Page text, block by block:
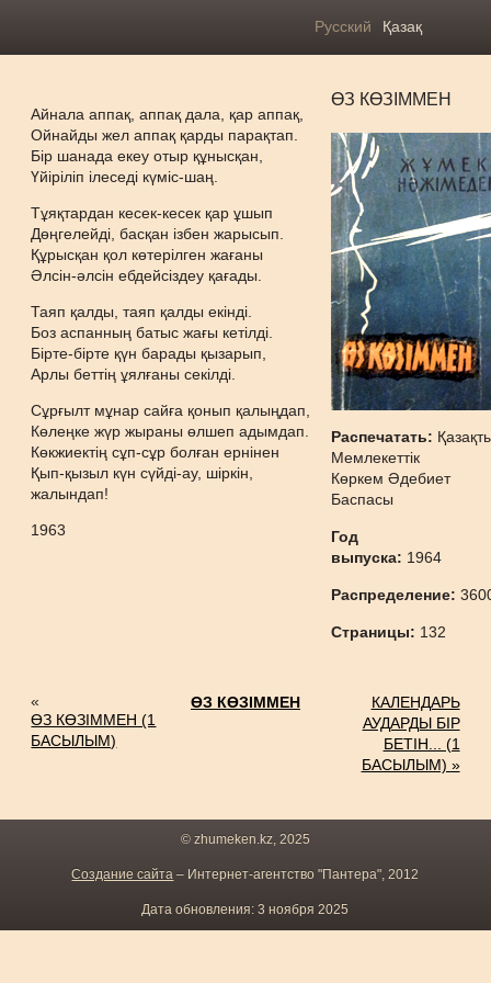
Русский Қазақ
Айнала аппақ, аппақ дала, қар аппақ,
Ойнайды жел аппақ қарды парақтап.
Бір шанада екеу отыр құнысқан,
Үйіріліп ілеседі күміс-шаң.
Тұяқтардан кесек-кесек қар ұшып
Дөңгелейді, басқан ізбен жарысып.
Құрысқан қол көтерілген жағаны
Әлсін-әлсін ебдейсіздеу қағады.
Таяп қалды, таяп қалды екінді.
Боз аспанның батыс жағы кетілді.
Бірте-бірте қүн барады қызарып,
Арлы беттің ұялғаны секілді.
Сұрғылт мұнар сайға қонып қалыңдап,
Көлеңке жүр жыраны өлшеп адымдап.
Көкжиектің сұп-сұр болған ернінен
Қып-қызыл күн сүйді-ау, шіркін,
жалындап!
1963
ӨЗ КӨЗІММЕН
Распечатать:
Мемлекеттік
Көркем Әдебиет
Баспасы
Год
выпуска: 1964
Распределение:
Страницы: 132
«
ӨЗ КӨЗІММЕН (1
БАСЫЛЫМ)
ӨЗ КӨЗІММЕН
КАЛЕНДАРЬ
АУДАРДЫ БІР
БЕТІН... (1
БАСЫЛЫМ) »
© zhumeken.kz, 2025
Создание сайта – Интернет-агентство "Пантера", 2012
Дата обновления: 3 ноября 2025